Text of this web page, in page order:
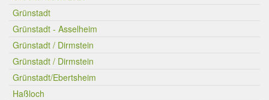
Grünstadt
Grünstadt - Asselheim
Grünstadt / Dirmstein
Grünstadt / Dirmstein
Grünstadt/Ebertsheim
Haßloch